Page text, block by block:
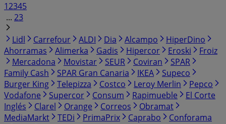
12345
... 23
Lidl
Carrefour ALDI Dia Alcampo
HiperDino
Ahorramas
Alimerka Gadis Hipercor Eroski
Froiz
Mercadona
Movistar SEUR Coviran
SPAR
Family Cash
SPAR Gran Canaria IKEA
Supeco
Burger King
Telepizza Costco Leroy Merlin
Pepco
Vodafone
Supercor Consum Rapimueble
El Corte
Inglés
Clarel Orange Correos
Obramat
MediaMarkt
TEDi PrimaPrix Caprabo Conforama